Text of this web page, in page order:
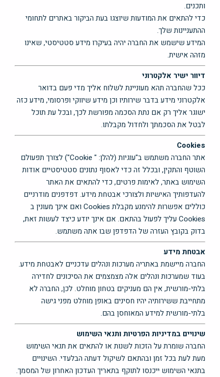
ותכנים.
כדי להתאים את המודעות שיוצגו בעת הביקור באתרים לתחומי
ההתעניינות שלך.
המידע שישמש את החברה יהיה בעיקרו מידע סטטיסטי, שאינו
מזהה אישית.
דיוור ישיר אלקטרוני
ככל שהחברה תהא מעוניינת לשלוח אליך מדי פעם בדואר
אלקטרוני מידע בדבר שירותיו וכן מידע שיווקי ופרסומי, מידע כזה
ישוגר אליך רק אם נתת הסכמה מפורשת לכך, ובכל עת תוכל
לבטל את הסכמתך ולחדול מקבלתו.
Cookies
אתר החברה משתמש ב"עוגיות (להלן: " Cookie") לצורך תפעולם
השוטף והתקין, ובכלל זה כדי לאסוף נתונים סטטיסטיים אודות
השימוש באתר, לאימות פרטים, כדי להתאים את האתר
להעדפותיך האישיות ולצורכי אבטחת מידע. דפדפנים מודרניים
כוללים אפשרות להימנע מקבלת Cookies ואם אינך מעונין ב
Cookies עליך לפעול בהתאם. אם אינך יודע כיצד לעשות זאת,
בדוק בקובץ העזרה של הדפדפן שבו אתה משתמש.
אבטחת מידע
החברה מיישמת באתריה מערכות ונהלים עדכניים לאבטחת מידע.
בעוד שמערכות ונהלים אלה מצמצמים את הסיכונים לחדירה
בלתי-מורשית, אין הם מעניקים בטחון מוחלט. לכן, החברה לא
מתחייבת ששירותיה יהיו חסינים באופן מוחלט מפני גישה
בלתי-מורשית למידע המאוחסן בהם.
שינויים במדיניות הפרטיות ותנאי השימוש
החברה שומרת על הזכות לשנות או להתאים את תנאי השימוש
מעת לעת בכל זמן ובהתאם לשיקול דעתה הבלעדי. השינויים
בתנאי השימוש ייכנסו לתוקף בתאריך העדכון האחרון של המסמך.